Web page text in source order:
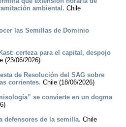
ambiental. Chile
las Semillas de Dominio
certeza para el capital, despojo
(23/06/2026)
de Resolución del SAG sobre
corrientes. Chile (18/06/2026)
se convierte en un dogma
defensores de la semilla. Chile